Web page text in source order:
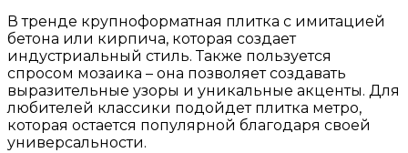
В тренде крупноформатная плитка с имитацией
бетона или кирпича, которая создает
индустриальный стиль. Также пользуется
спросом мозаика – она позволяет создавать
выразительные узоры и уникальные акценты. Для
любителей классики подойдет плитка метро,
которая остается популярной благодаря своей
универсальности.